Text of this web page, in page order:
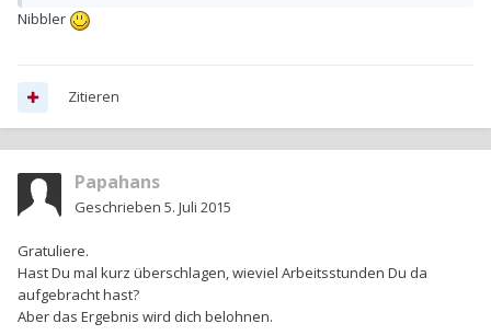
Nibbler
Zitieren
Papahans
Geschrieben 5. Juli 2015
Gratuliere.
Hast Du mal kurz überschlagen, wieviel Arbeitsstunden Du da
aufgebracht hast?
Aber das Ergebnis wird dich belohnen.